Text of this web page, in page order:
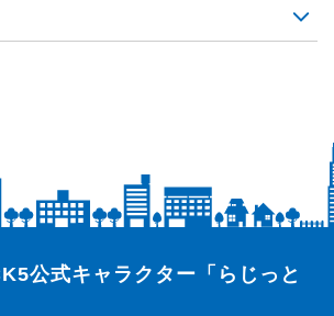
公式キャラクター「らじっと